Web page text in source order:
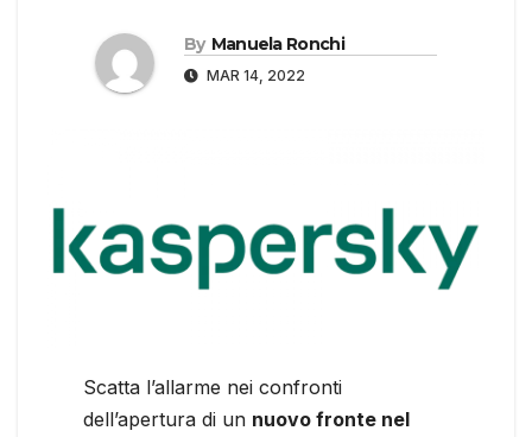
By Manuela Ronchi
MAR 14, 2022
Scatta l’allarme nei confronti
dell’apertura di un nuovo fronte nel